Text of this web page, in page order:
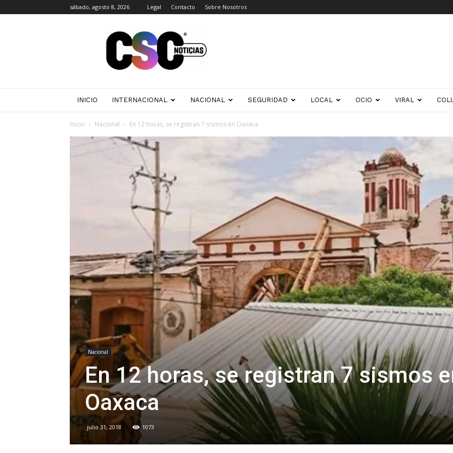
sábado, agosto 8, 2026 Legal Contacto Sobre Nosotros
Noticias
INICIO INTERNACIONAL NACIONAL SEGURIDAD LOCAL OCIO VIRAL
Inicio Nacional En 12 horas, se registran 7 sismos en Oaxaca
Nacional
En 12 horas, se registran 7 sismos
Oaxaca
julio 31, 2018 1073